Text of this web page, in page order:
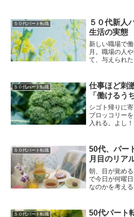
５０代パート転職
５０代新人
生活の実態
新しい職場で
月。職場の人
て、与えられ
つのがあっと
とってはむし
５０代パート転職
仕事ほど刺
「働けるう
シゴト帰りに
ブロッコリー
入れる。よし
２４８円とか
はとても手が
５０代パート転職
50代、パー
月目のリア
朝、目が覚め
で今日が何曜
なのかを考え
ワタシ。因み
５０代パート転職
50代パート